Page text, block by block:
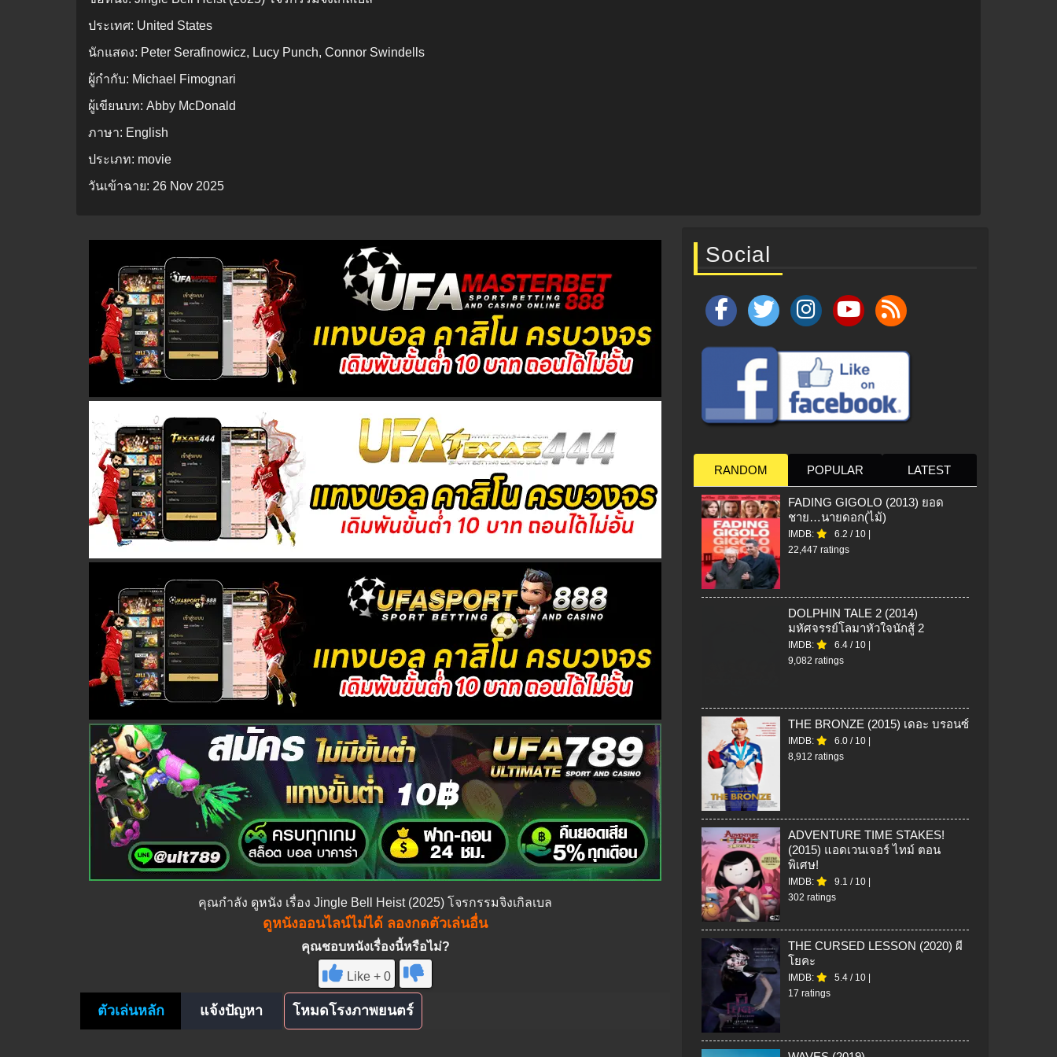
ประเทศ: United States
นักแสดง: Peter Serafinowicz, Lucy Punch, Connor Swindells
ผู้กำกับ: Michael Fimognari
ผู้เขียนบท: Abby McDonald
ภาษา: English
ประเภท: movie
วันเข้าฉาย: 26 Nov 2025
คุณกำลัง ดูหนัง เรื่อง Jingle Bell Heist (2025) โจรกรรมจิงเกิลเบล
ดูหนังออนไลน์ไม่ได้ ลองกดตัวเล่นอื่น
คุณชอบหนังเรื่องนี้หรือไม่?
Like + 0
ตัวเล่นหลัก แจ้งปัญหา โหมดโรงภาพยนตร์
Social
RANDOM POPULAR LATEST
FADING GIGOLO (2013) ยอด
ชาย…นายดอก(ไม้)
IMDB: 6.2 / 10
22,447 ratings
DOLPHIN TALE 2 (2014)
มหัศจรรย์โลมาหัวใจนักสู้ 2
IMDB: 6.4 / 10
9,082 ratings
THE BRONZE (2015) เดอะ บรอนซ์
IMDB: 6.0 / 10
8,912 ratings
ADVENTURE TIME STAKES!
(2015) แอดเวนเจอร์ ไทม์ ตอน
พิเศษ!
IMDB: 9.1 / 10
302 ratings
THE CURSED LESSON (2020) ผี
โยคะ
IMDB: 5.4 / 10
17 ratings